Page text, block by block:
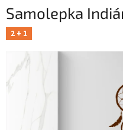
Samolepka
2 + 1